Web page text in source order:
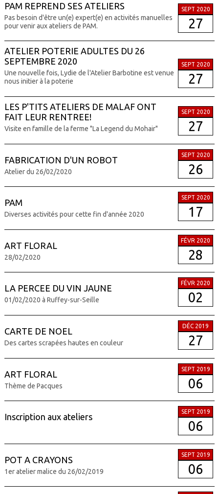
PAM REPREND SES ATELIERS
Pas besoin d'être un(e) expert(e) en activités manuelles
pour venir aux ateliers de PAM.
SEPT 2020
27
ATELIER POTERIE ADULTES DU 26
SEPTEMBRE 2020
Une nouvelle fois, Lydie de l'Atelier Barbotine est venue
nous initier à la poterie
SEPT 2020
27
LES P'TITS ATELIERS DE MALAF ONT
FAIT LEUR RENTREE!
Visite en famille de la ferme "La Legend du Mohair"
SEPT 2020
27
FABRICATION D'UN ROBOT
Atelier du 26/02/2020
SEPT 2020
26
PAM
Diverses activités pour cette fin d'année 2020
SEPT 2020
17
ART FLORAL
28/02/2020
FÉVR 2020
28
LA PERCEE DU VIN JAUNE
01/02/2020 à Ruffey-sur-Seille
FÉVR 2020
02
CARTE DE NOEL
Des cartes scrapées hautes en couleur
DÉC 2019
27
ART FLORAL
Thème de Pacques
SEPT 2019
06
Inscription aux ateliers
SEPT 2019
06
POT A CRAYONS
1er atelier malice du 26/02/2019
SEPT 2019
06